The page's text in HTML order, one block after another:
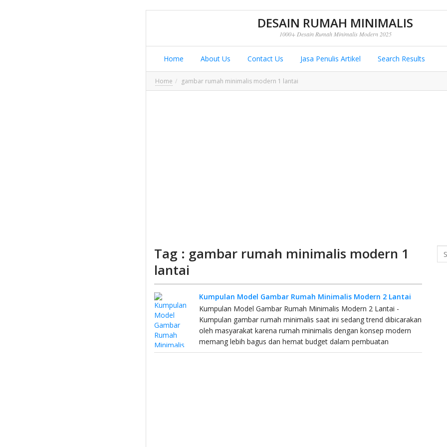
DESAIN RUMAH MINIMALIS
1000+ Desain Rumah Minimalis Modern 2025
Home About Us Contact Us Jasa Penulis Artikel Search Results
Home gambar rumah minimalis modern 1 lantai
Tag : gambar rumah minimalis modern 1
lantai
Kumpulan Model Gambar Rumah Minimalis Modern 2 Lantai
Kumpulan Model Gambar Rumah Minimalis Modern 2 Lantai -
Kumpulan gambar rumah minimalis saat ini sedang trend dibicarakan
oleh masyarakat karena rumah minimalis dengan konsep modern
memang lebih bagus dan hemat budget dalam pembuatan